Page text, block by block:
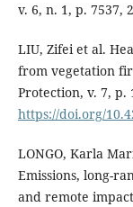
v. 6, n. 1, p. 7537,
LIU, Zifei et al.
from vegetation
Protection, v. 7, p.
https://doi.org/
LONGO, Karla
Emissions, long-
and remote